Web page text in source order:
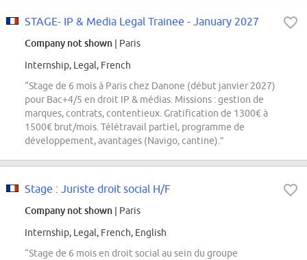
STAGE- IP & Media Legal Trainee - January 2027
Company not shown | Paris
Internship, Legal, French
“Stage de 6 mois à Paris chez Danone (début janvier 2027)
pour Bac+4/5 en droit IP & médias. Missions : gestion de
marques, contrats, contentieux. Gratification de 1300€ à
1500€ brut/mois. Télétravail partiel, programme de
développement, avantages (Navigo, cantine).”
Stage : Juriste droit social H/F
Company not shown | Paris
Internship, Legal, French, English
“Stage de 6 mois en droit social au sein du groupe